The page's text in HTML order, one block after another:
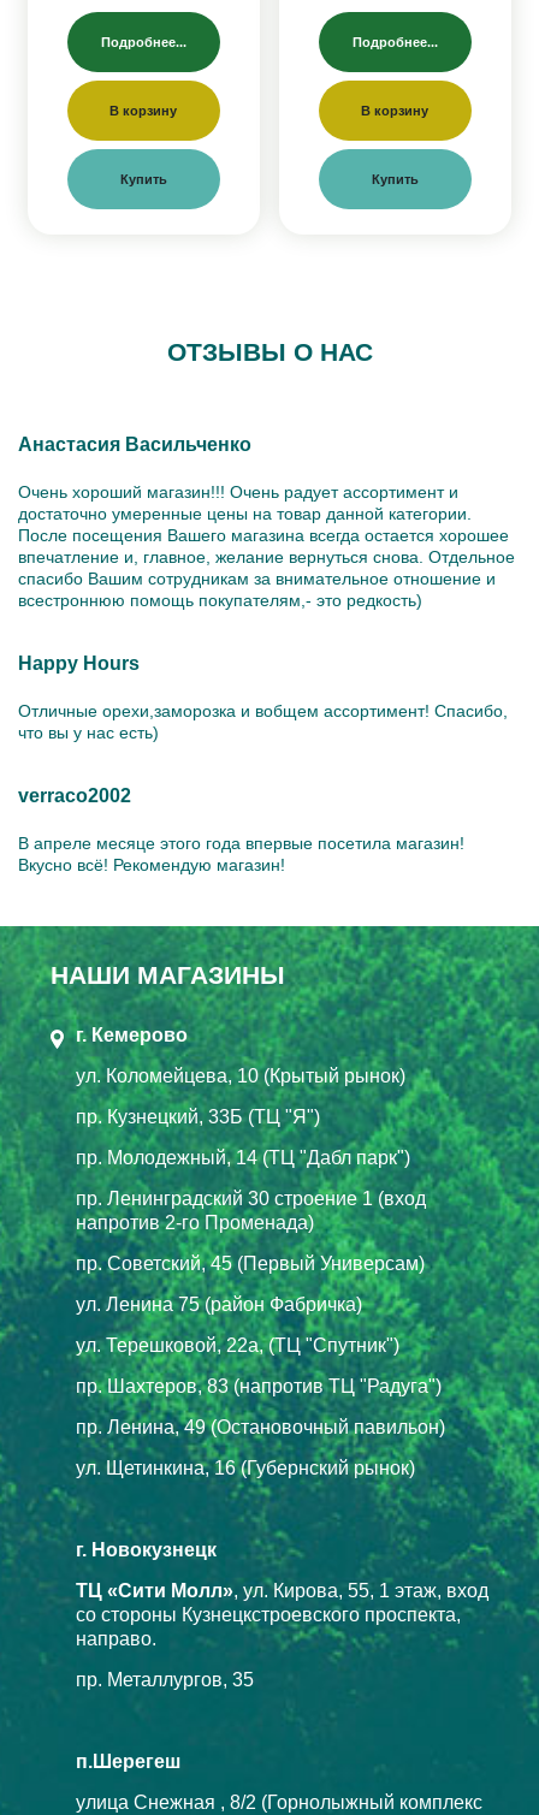
Подробнее...
В корзину
Купить
Подробнее...
В корзину
Купить
ОТЗЫВЫ О НАС
Анастасия Васильченко
Очень хороший магазин!!! Очень радует ассортимент и
достаточно умеренные цены на товар данной категории.
После посещения Вашего магазина всегда остается хорошее
впечатление и, главное, желание вернуться снова. Отдельное
спасибо Вашим сотрудникам за внимательное отношение и
всестроннюю помощь покупателям,- это редкость)
Happy Hours
Отличные орехи,заморозка и вобщем ассортимент! Спасибо,
что вы у нас есть)
verraco2002
В апреле месяце этого года впервые посетила магазин!
Вкусно всё! Рекомендую магазин!
НАШИ МАГАЗИНЫ
г. Кемерово
ул. Коломейцева, 10 (Крытый рынок)
пр. Кузнецкий, 33Б (ТЦ "Я")
пр. Молодежный, 14 (ТЦ "Дабл парк")
пр. Ленинградский 30 строение 1 (вход
напротив 2-го Променада)
пр. Советский, 45 (Первый Универсам)
ул. Ленина 75 (район Фабричка)
ул. Терешковой, 22а, (ТЦ "Спутник")
пр. Шахтеров, 83 (напротив ТЦ "Радуга")
пр. Ленина, 49 (Остановочный павильон)
ул. Щетинкина, 16 (Губернский рынок)
г. Новокузнецк
ТЦ «Сити Молл», ул. Кирова, 55, 1 этаж, вход
со стороны Кузнецкстроевского проспекта,
направо.
пр. Металлургов, 35
п.Шерегеш
улица Снежная , 8/2 (Горнолыжный комплекс